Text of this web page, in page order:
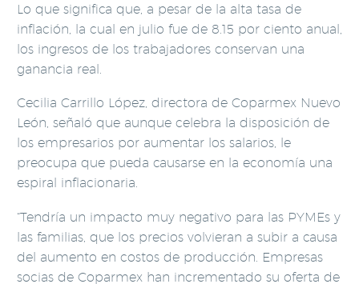
Lo que significa que, a pesar de la alta tasa de
inflación, la cual en julio fue de 8.15 por ciento anual,
los ingresos de los trabajadores conservan una
ganancia real.
Cecilia Carrillo López, directora de Coparmex Nuevo
León, señaló que aunque celebra la disposición de
los empresarios por aumentar los salarios, le
preocupa que pueda causarse en la economía una
espiral inflacionaria.
“Tendría un impacto muy negativo para las PYMEs y
las familias, que los precios volvieran a subir a causa
del aumento en costos de producción. Empresas
socias de Coparmex han incrementado su oferta de